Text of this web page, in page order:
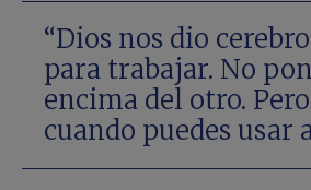
“Dios nos dio
para trabajar. No
encima del otro.
cuando puedes usar